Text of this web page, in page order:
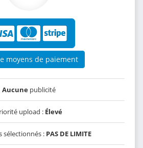
moyens de paiement
Aucunepublicité
upload : Élevé
sélectionnés : PAS DE LIMITE